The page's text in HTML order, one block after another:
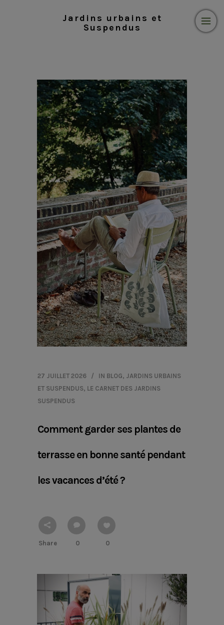
Jardins urbains et
Suspendus
27 JUILLET 2026 IN BLOG, JARDINS URBAINS
ET SUSPENDUS, LE CARNET DES JARDINS
SUSPENDUS
Comment garder ses plantes de
terrasse en bonne santé pendant
les vacances d’été ?
Share 0 0